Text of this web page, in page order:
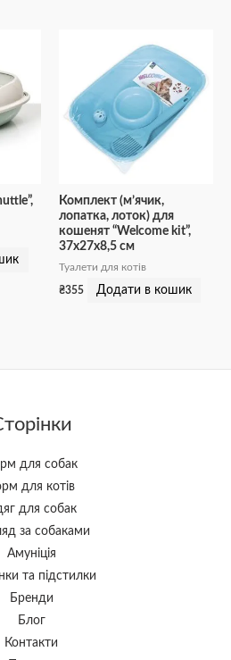
Комплект (м’ячик,
лопатка, лоток) для
кошенят “Welcome kit”,
37х27х8,5 см
Туалети для котів
₴355 Додати в кошик
для собак
для котів
для собак
за собаками
Амуніція
та підстилки
Бренди
Блог
Контакти